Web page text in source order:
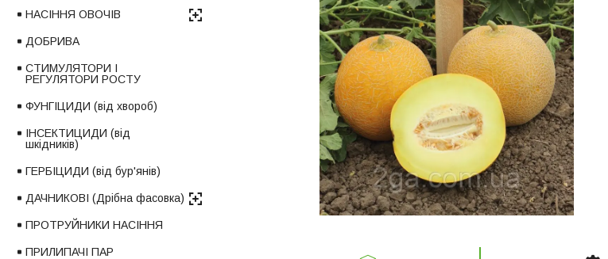
НАСІННЯ ОВОЧІВ
ДОБРИВА
СТИМУЛЯТОРИ І
РЕГУЛЯТОРИ РОСТУ
ФУНГІЦИДИ (від хвороб)
ІНСЕКТИЦИДИ (від
шкідників)
ГЕРБІЦИДИ (від бур'янів)
ДАЧНИКОВІ (Дрібна фасовка)
ПРОТРУЙНИКИ НАСІННЯ
ПРИЛИПАЧІ ПАР